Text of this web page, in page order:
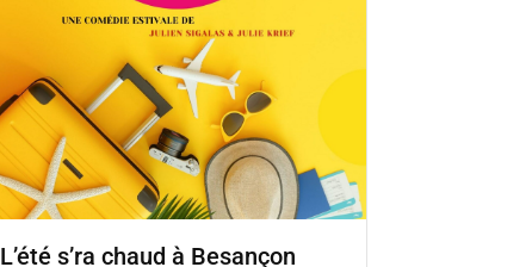
L’été s’ra chaud à Besançon